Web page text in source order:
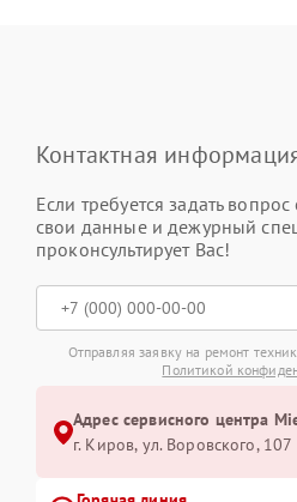
Контактная
Если требуется задать вопрос
свои данные и дежурный
проконсультирует Вас!
Отправляя заявку на ремонт
Политикой
Адрес сервисного центра
г. Киров, ул. Воровского, 107